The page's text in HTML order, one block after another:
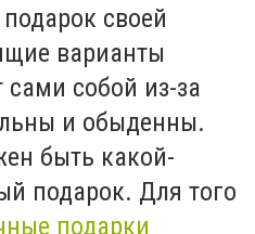
своей
варианты
собой из-за
и обыденны.
быть какой-
подарок. Для того
подарки